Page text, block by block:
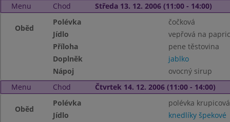
Menu
Chod Středa 13. 12. 2006 (11:00 - 14:00)
Oběd
Polévka
čočková
Jídlo
vepřová na
Příloha
pene těstovina
Doplněk
jablko
Nápoj
ovocný sirup
Menu
Chod Čtvrtek 14. 12. 2006 (11:00 - 14:00)
Oběd
Polévka
polévka krupicová
Jídlo
knedlíky špekové